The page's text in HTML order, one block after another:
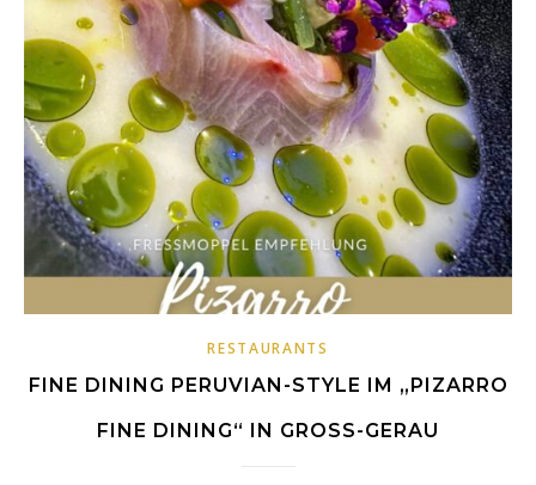
RESTAURANTS
FINE DINING PERUVIAN-STYLE IM „PIZARRO
FINE DINING“ IN GROSS-GERAU